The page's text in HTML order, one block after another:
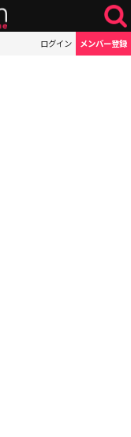
ログイン メンバー登録